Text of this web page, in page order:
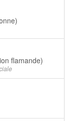
flamande)